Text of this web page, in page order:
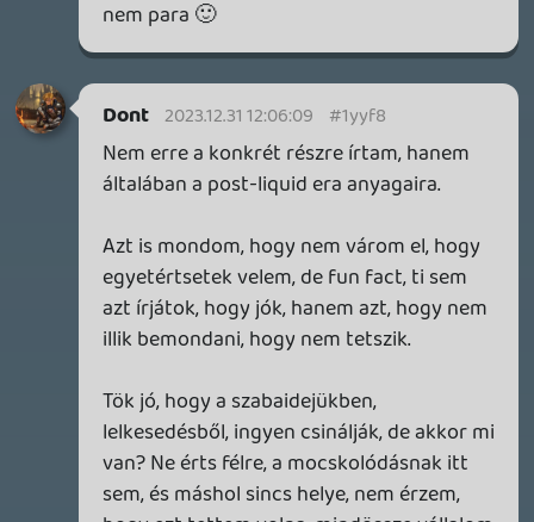
CORSAIR CLIPPER PRO MINI 60 - KICSI, DE ERŐS
1 napja 3
FIRE EMBLEM: FORTUNE'S WEAVE DIRECT, MAFIA: THE OLD
COUNTRY DLC – EZ TÖRTÉNT KEDDEN
Survival, Endless Legend II.
4
GAME PASS: AUGUSZTUS ELSŐ HETEI
A Beast of Reincarnation premier árnyékában ezúttal
7
HETI MEGJELENÉSEK | 2026 #32 PREMIER